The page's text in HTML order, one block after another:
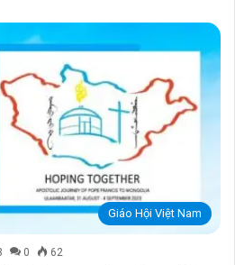
Giáo Hội Việt Nam
0 62